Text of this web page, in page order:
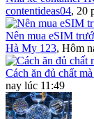
contentideas04, 20
Nên mua eSIM
Hà My 123, Hôm
Cách ăn đủ chất
nay lúc 11:49